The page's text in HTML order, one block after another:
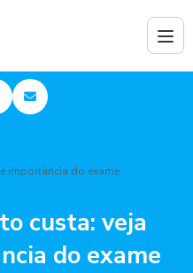
importância do exame
custa: veja
do exame